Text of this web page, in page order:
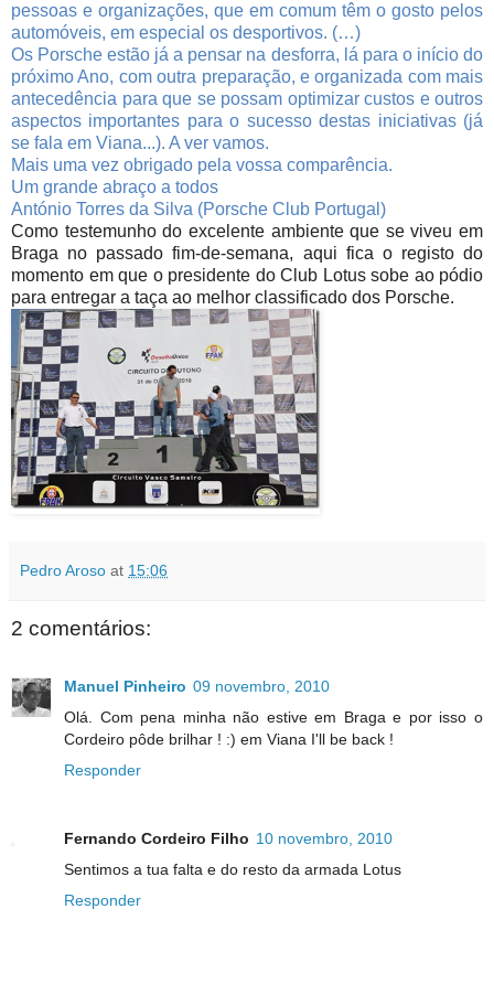
pessoas e organizações, que em comum têm o gosto pelos
automóveis, em especial os desportivos. (…)
Os Porsche estão já a pensar na desforra, lá para o início do
próximo Ano, com outra preparação, e organizada com mais
antecedência para que se possam optimizar custos e outros
aspectos importantes para o sucesso destas iniciativas (já
se fala em Viana...). A ver vamos.
Mais uma vez obrigado pela vossa comparência.
Um grande abraço a todos
António Torres da Silva (Porsche Club Portugal)
Como testemunho do excelente ambiente que se viveu em
Braga no passado fim-de-semana, aqui fica o registo do
momento em que o presidente do Club Lotus sobe ao pódio
para entregar a taça ao melhor classificado dos Porsche.
Pedro Aroso at 15:06
2 comentários:
Manuel Pinheiro 09 novembro, 2010
Olá. Com pena minha não estive em Braga e por isso o
Cordeiro pôde brilhar ! :) em Viana I'll be back !
Responder
Fernando Cordeiro Filho 10 novembro, 2010
Sentimos a tua falta e do resto da armada Lotus
Responder